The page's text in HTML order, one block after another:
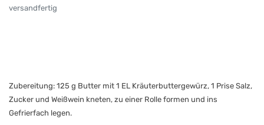
versandfertig
Zubereitung: 125 g Butter mit 1 EL Kräuterbuttergewürz, 1 Prise Salz,
Zucker und Weißwein kneten, zu einer Rolle formen und ins
Gefrierfach legen.